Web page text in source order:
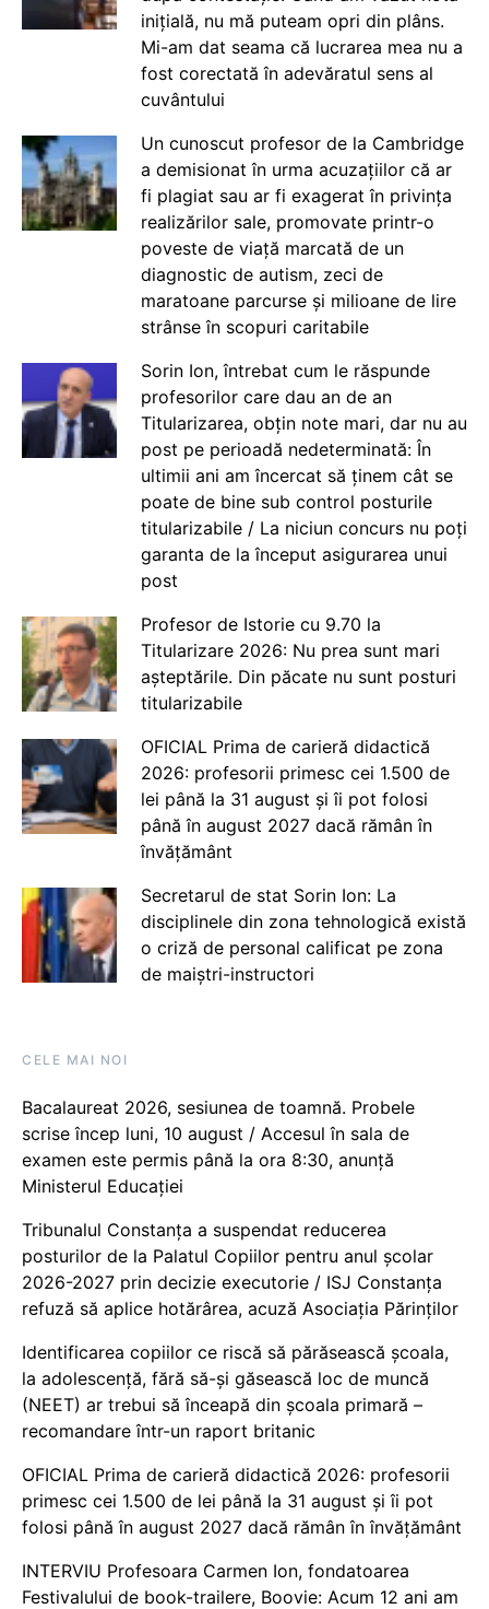
inițială, nu mă puteam opri din plâns.
Mi-am dat seama că lucrarea mea nu a
fost corectată în adevăratul sens al
cuvântului
Un cunoscut profesor de la Cambridge
a demisionat în urma acuzațiilor că ar
fi plagiat sau ar fi exagerat în privința
realizărilor sale, promovate printr-o
poveste de viață marcată de un
diagnostic de autism, zeci de
maratoane parcurse și milioane de lire
strânse în scopuri caritabile
Sorin Ion, întrebat cum le răspunde
profesorilor care dau an de an
Titularizarea, obțin note mari, dar nu au
post pe perioadă nedeterminată: În
ultimii ani am încercat să ținem cât se
poate de bine sub control posturile
titularizabile / La niciun concurs nu poți
garanta de la început asigurarea unui
post
Profesor de Istorie cu 9.70 la
Titularizare 2026: Nu prea sunt mari
așteptările. Din păcate nu sunt posturi
titularizabile
OFICIAL Prima de carieră didactică
2026: profesorii primesc cei 1.500 de
lei până la 31 august și îi pot folosi
până în august 2027 dacă rămân în
învățământ
Secretarul de stat Sorin Ion: La
disciplinele din zona tehnologică există
o criză de personal calificat pe zona
de maiștri-instructori
CELE MAI NOI
Bacalaureat 2026, sesiunea de toamnă. Probele
scrise încep luni, 10 august / Accesul în sala de
examen este permis până la ora 8:30, anunță
Ministerul Educației
Tribunalul Constanța a suspendat reducerea
posturilor de la Palatul Copiilor pentru anul școlar
2026-2027 prin decizie executorie / ISJ Constanța
refuză să aplice hotărârea, acuză Asociația Părinților
Identificarea copiilor ce riscă să părăsească școala,
la adolescență, fără să-și găsească loc de muncă
(NEET) ar trebui să înceapă din școala primară –
recomandare într-un raport britanic
OFICIAL Prima de carieră didactică 2026: profesorii
primesc cei 1.500 de lei până la 31 august și îi pot
folosi până în august 2027 dacă rămân în învățământ
INTERVIU Profesoara Carmen Ion, fondatoarea
Festivalului de book-trailere, Boovie: Acum 12 ani am